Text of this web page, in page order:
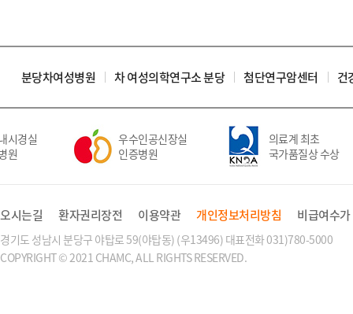
분당차여성병원 차 여성의학연구소 분당 첨단연구암센터 건
경실
원
우수인공신장실
인증병원
의료계 최초
국가품질상 수상
오시는길 환자권리장전 이용약관 개인정보처리방침 비급여수가
경기도 성남시 분당구 야탑로 59(야탑동) (우13496) 대표전화 031)780-5000
COPYRIGHT © 2021 CHAMC, ALL RIGHTS RESERVED.